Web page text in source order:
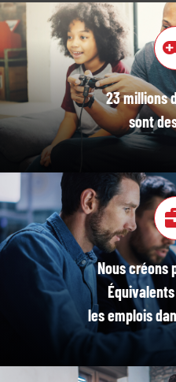
23 millions
sont
Nous créons
les emplois